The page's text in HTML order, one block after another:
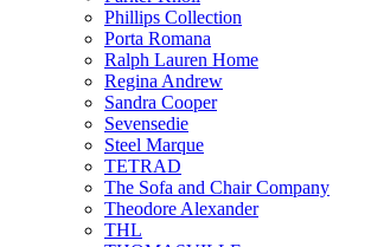
Phillips Collection
Porta Romana
Ralph Lauren Home
Regina Andrew
Sandra Cooper
Sevensedie
Steel Marque
TETRAD
The Sofa and Chair Company
Theodore Alexander
THL